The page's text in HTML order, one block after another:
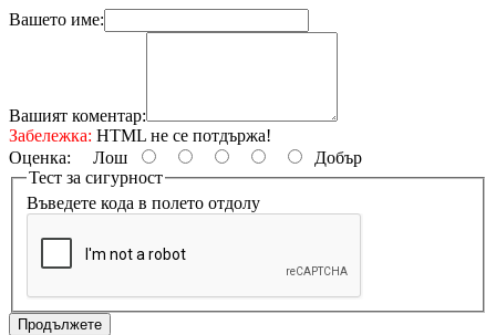
Вашето име:
Вашият коментар:
Забележка: HTML не се потдържа!
Оценка: Лош
Добър
Тест за сигурност
Въведете кода в полето отдолу
Продължете